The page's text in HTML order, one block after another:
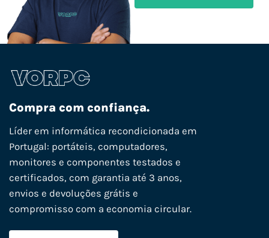
Compra com confiança.
Líder em informática recondicionada em
Portugal: portáteis, computadores,
monitores e componentes testados e
certificados, com garantia até 3 anos,
envios e devoluções grátis e
compromisso com a economia circular.